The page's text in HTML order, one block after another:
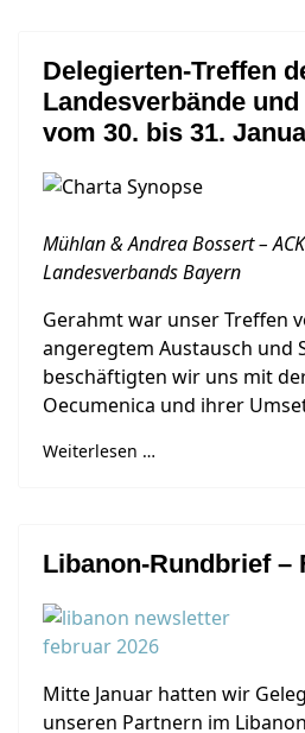
Delegierten-Treffen
Landesverbände und
vom 30. bis 31.
Mühlan & Andrea Bossert –
Landesverbands Bayern
Gerahmt war unser Treffen
angeregtem Austausch und
beschäftigten wir uns mit
Oecumenica und ihrer
Weiterlesen …
Libanon-Rundbrief –
Mitte Januar hatten wir
unseren Partnern im